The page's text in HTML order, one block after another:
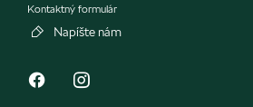
Kontaktný formulár
Napíšte nám